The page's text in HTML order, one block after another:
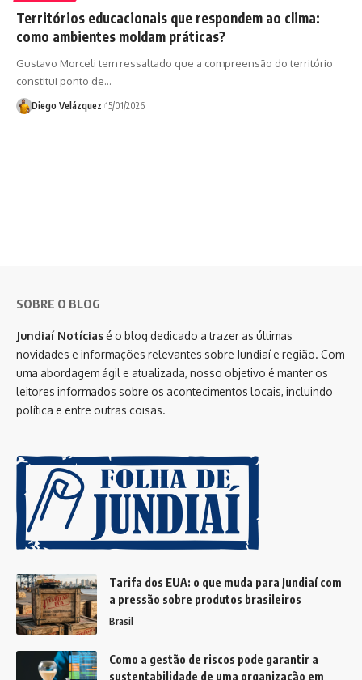
Territórios educacionais que respondem ao clima:
como ambientes moldam práticas?
Gustavo Morceli tem ressaltado que a compreensão do território
constitui ponto de…
Diego Velázquez 15/01/2026
SOBRE O BLOG
Jundiaí Notícias é o blog dedicado a trazer as últimas
novidades e informações relevantes sobre Jundiaí e região. Com
uma abordagem ágil e atualizada, nosso objetivo é manter os
leitores informados sobre os acontecimentos locais, incluindo
política e entre outras coisas.
Tarifa dos EUA: o que muda para Jundiaí com
a pressão sobre produtos brasileiros
Brasil
Como a gestão de riscos pode garantir a
sustentabilidade de uma organização em